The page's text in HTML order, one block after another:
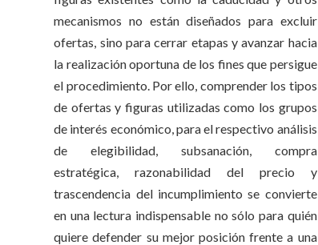
mecanismos no están diseñados para excluir
ofertas, sino para cerrar etapas y avanzar hacia
la realización oportuna de los fines que persigue
el procedimiento. Por ello, comprender los tipos
de ofertas y figuras utilizadas como los grupos
de interés económico, para el respectivo análisis
de elegibilidad, subsanación, compra
estratégica, razonabilidad del precio y
trascendencia del incumplimiento se convierte
en una lectura indispensable no sólo para quién
quiere defender su mejor posición frente a una